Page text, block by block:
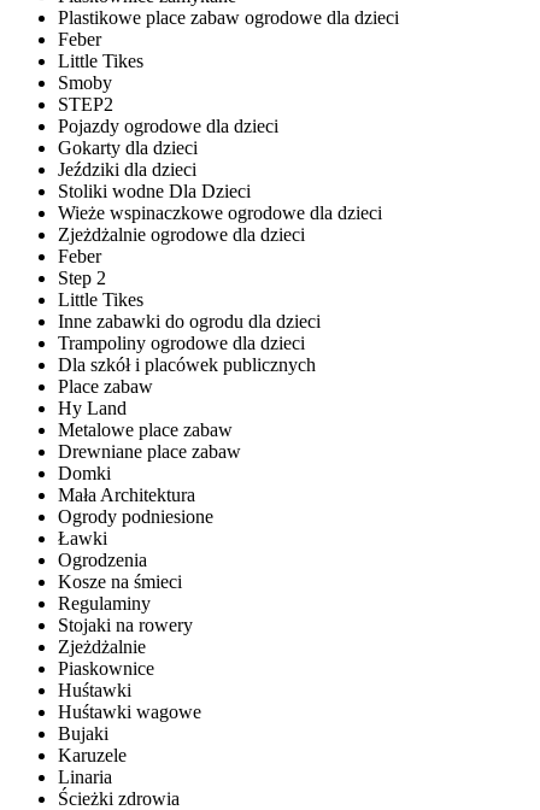
Plastikowe place zabaw ogrodowe dla dzieci
Feber
Little Tikes
Smoby
STEP2
Pojazdy ogrodowe dla dzieci
Gokarty dla dzieci
Jeździki dla dzieci
Stoliki wodne Dla Dzieci
Wieże wspinaczkowe ogrodowe dla dzieci
Zjeżdżalnie ogrodowe dla dzieci
Feber
Step 2
Little Tikes
Inne zabawki do ogrodu dla dzieci
Trampoliny ogrodowe dla dzieci
Dla szkół i placówek publicznych
Place zabaw
Hy Land
Metalowe place zabaw
Drewniane place zabaw
Domki
Mała Architektura
Ogrody podniesione
Ławki
Ogrodzenia
Kosze na śmieci
Regulaminy
Stojaki na rowery
Zjeżdżalnie
Piaskownice
Huśtawki
Huśtawki wagowe
Bujaki
Karuzele
Linaria
Ścieżki zdrowia